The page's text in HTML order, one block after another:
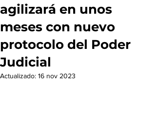
agilizará en unos
meses con nuevo
protocolo del Poder
Judicial
Actualizado: 16 nov 2023